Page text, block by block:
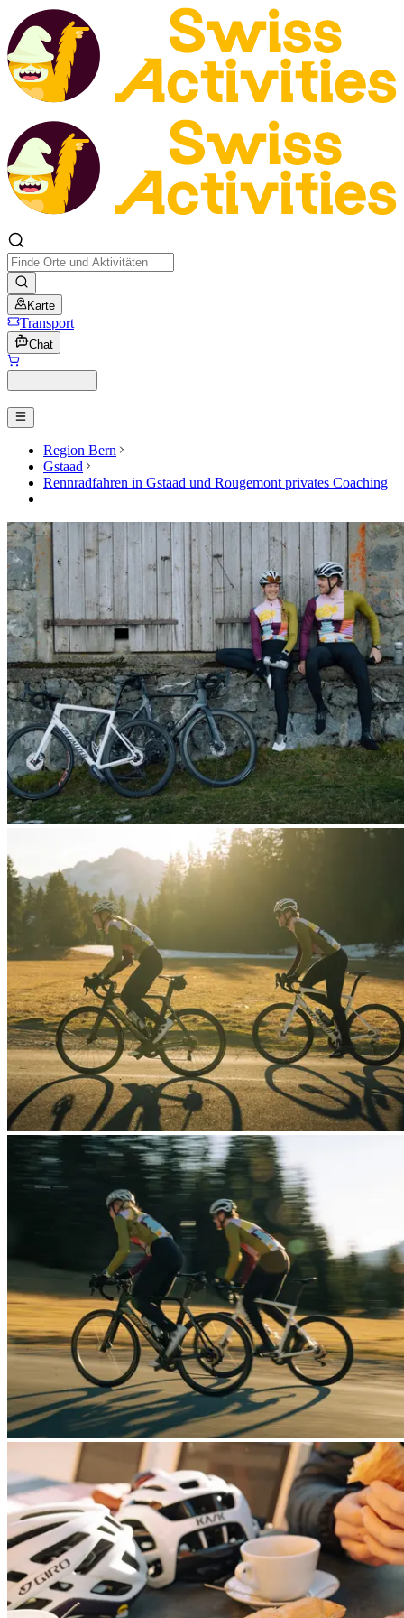
Karte
Transport
Chat
Region Bern
Gstaad
Rennradfahren in Gstaad und Rougemont privates Coaching